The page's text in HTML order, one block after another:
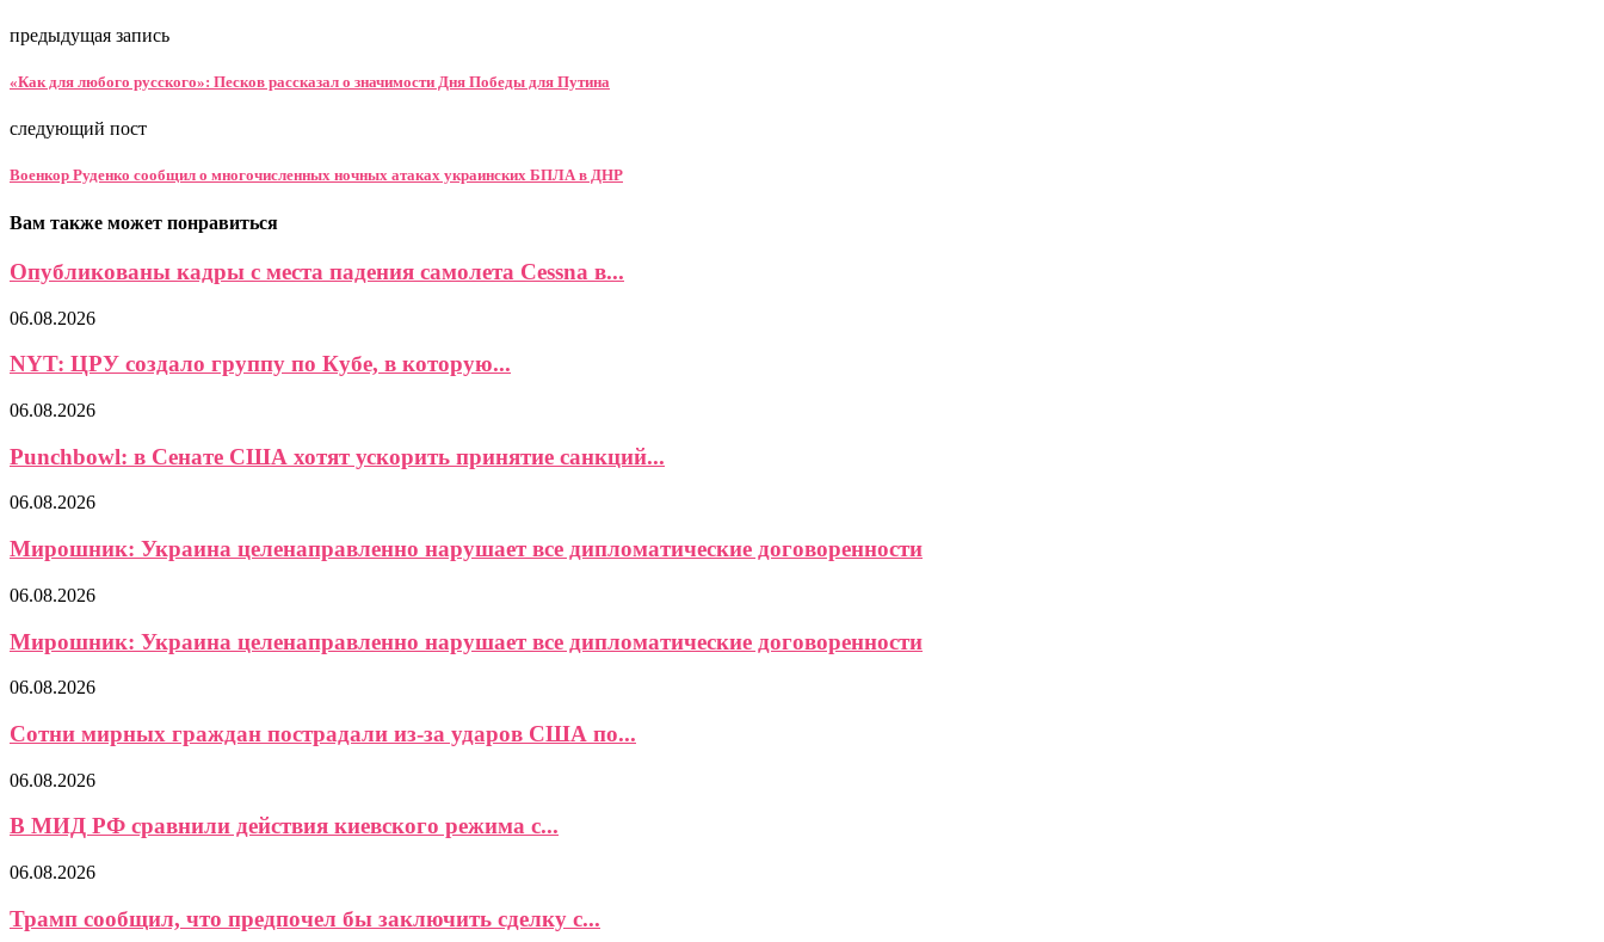
предыдущая запись
«Как для любого русского»: Песков рассказал о значимости Дня Победы для Путина
следующий пост
Военкор Руденко сообщил о многочисленных ночных атаках украинских БПЛА в ДНР
Вам также может понравиться
Опубликованы кадры с места падения самолета Cessna в...
06.08.2026
NYT: ЦРУ создало группу по Кубе, в которую...
06.08.2026
Punchbowl: в Сенате США хотят ускорить принятие санкций...
06.08.2026
Мирошник: Украина целенаправленно нарушает все дипломатические договоренности
06.08.2026
Мирошник: Украина целенаправленно нарушает все дипломатические договоренности
06.08.2026
Сотни мирных граждан пострадали из-за ударов США по...
06.08.2026
В МИД РФ сравнили действия киевского режима с...
06.08.2026
Трамп сообщил, что предпочел бы заключить сделку с...